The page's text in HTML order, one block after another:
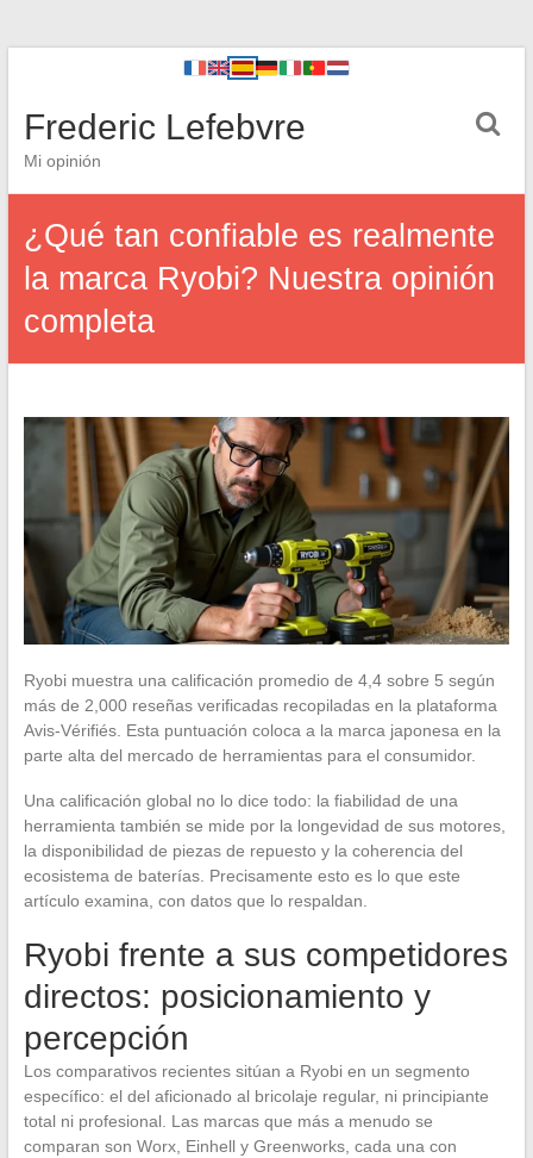
Frederic Lefebvre
Mi opinión
¿Qué tan confiable es realmente
la marca Ryobi? Nuestra opinión
completa
Ryobi muestra una calificación promedio de 4,4 sobre 5 según
más de 2,000 reseñas verificadas recopiladas en la plataforma
Avis-Vérifiés. Esta puntuación coloca a la marca japonesa en la
parte alta del mercado de herramientas para el consumidor.
Una calificación global no lo dice todo: la fiabilidad de una
herramienta también se mide por la longevidad de sus motores,
la disponibilidad de piezas de repuesto y la coherencia del
ecosistema de baterías. Precisamente esto es lo que este
artículo examina, con datos que lo respaldan.
Ryobi frente a sus competidores
directos: posicionamiento y
percepción
Los comparativos recientes sitúan a Ryobi en un segmento
específico: el del aficionado al bricolaje regular, ni principiante
total ni profesional. Las marcas que más a menudo se
comparan son Worx, Einhell y Greenworks, cada una con